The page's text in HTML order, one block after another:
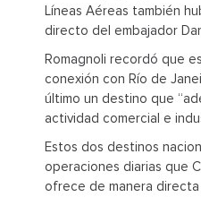
Líneas Aéreas también
directo del embajador
Romagnoli recordó que
conexión con Río de
último un destino que
actividad comercial e
Estos dos destinos
operaciones diarias que
ofrece de manera directa